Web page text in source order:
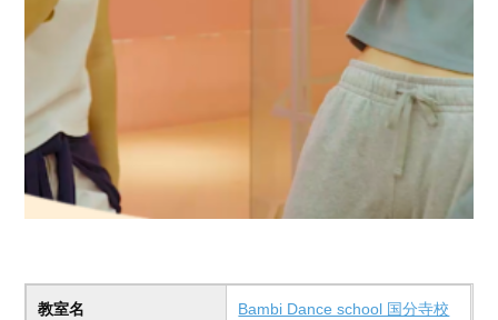
教室名 Bambi Dance school 国分寺校